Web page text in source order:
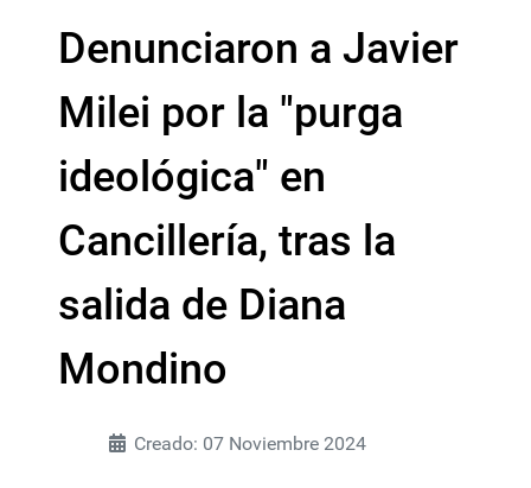
Denunciaron a Javier
Milei por la "purga
ideológica" en
Cancillería, tras la
salida de Diana
Mondino
Creado: 07 Noviembre 2024